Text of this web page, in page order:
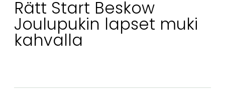
Rätt Start Beskow
Joulupukin lapset muki
kahvalla